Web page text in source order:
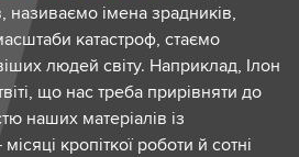
називаємо імена зрадників,
катастроф, стаємо
людей світу. Наприклад, Ілон
що нас треба прирівняти до
наших матеріалів із
кропіткої роботи й сотні